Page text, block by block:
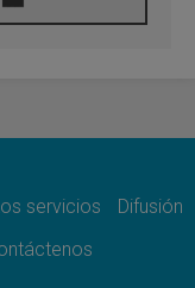
durante la
servicios
Difusión